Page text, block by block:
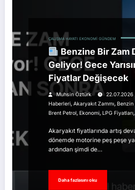
ÇALIŞMA HAYATI EKONOMI GÜNDEM
Benzine Bir Zam
Geliyor! Gece
Fiyatlar Değişecek
Muhsin Öztürk 22.07.2026
Haberleri, Akaryakıt Zammı, Benzin
Brent Petrol, Ekonomi, LPG Fiyatları,
Akaryakıt fiyatlarında artış
dönemde motorine peş peşe
ardından şimdi de…
Daha fazlasını oku